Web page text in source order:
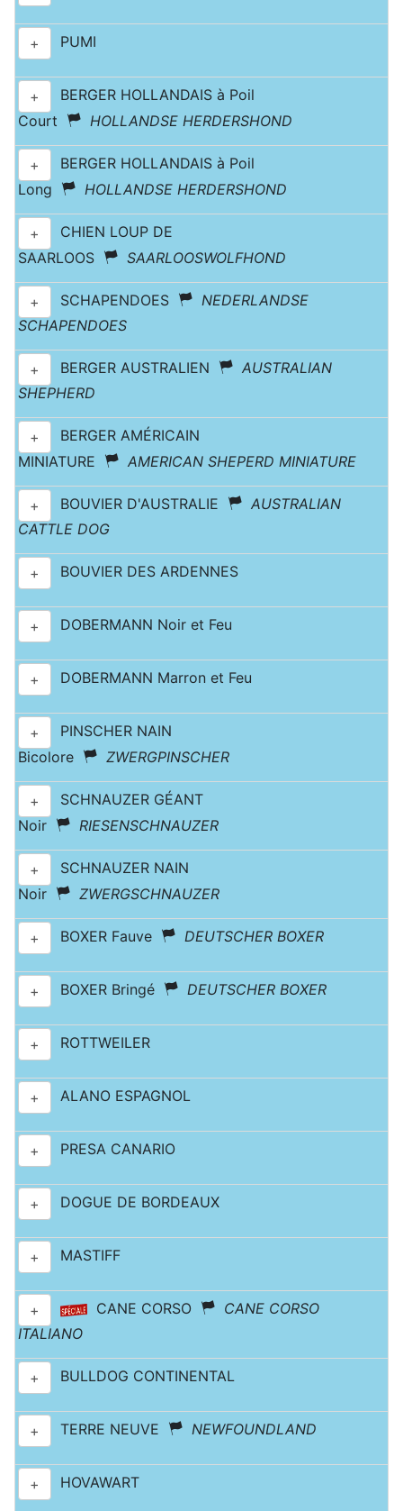
+ PUMI
+
BERGER HOLLANDAIS à Poil
Court
HOLLANDSE HERDERSHOND
+
BERGER HOLLANDAIS à Poil
Long
HOLLANDSE HERDERSHOND
+
CHIEN LOUP DE
SAARLOOS
SAARLOOSWOLFHOND
+ SCHAPENDOES
NEDERLANDSE
SCHAPENDOES
+ BERGER AUSTRALIEN
AUSTRALIAN
SHEPHERD
+
BERGER AMÉRICAIN
MINIATURE
AMERICAN SHEPERD MINIATURE
+ BOUVIER D'AUSTRALIE
AUSTRALIAN
CATTLE DOG
+ BOUVIER DES ARDENNES
+ DOBERMANN Noir et Feu
+ DOBERMANN Marron et Feu
+
PINSCHER NAIN
Bicolore
ZWERGPINSCHER
+
SCHNAUZER GÉANT
Noir
RIESENSCHNAUZER
+
SCHNAUZER NAIN
Noir
ZWERGSCHNAUZER
+ BOXER Fauve DEUTSCHER BOXER
+ BOXER Bringé DEUTSCHER BOXER
+ ROTTWEILER
+ ALANO ESPAGNOL
+ PRESA CANARIO
+ DOGUE DE BORDEAUX
+ MASTIFF
+ CANE CORSO
CANE CORSO
ITALIANO
+ BULLDOG CONTINENTAL
+ TERRE NEUVE NEWFOUNDLAND
+ HOVAWART